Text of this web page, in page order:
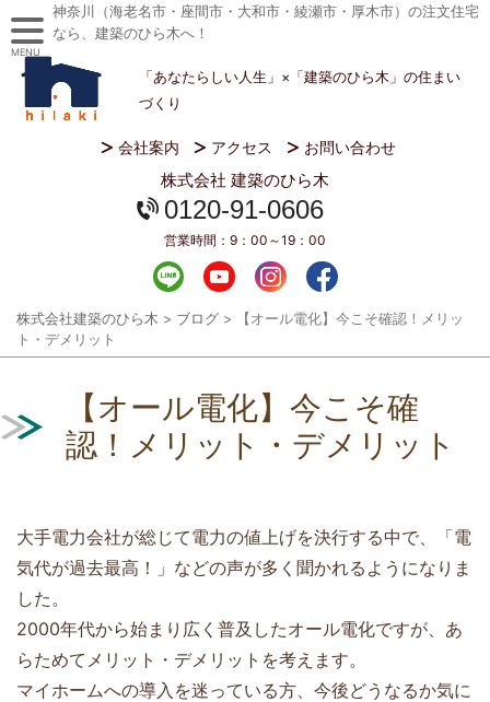
神奈川（海老名市・座間市・大和市・綾瀬市・厚木市）の注文住宅
なら、建築のひら木へ！
「あなたらしい人生」×「建築のひら木」の住まい
づくり
会社案内 アクセス お問い合わせ
株式会社 建築のひら木
0120-91-0606
営業時間： 9：00～19：00
株式会社建築のひら木 > ブログ >
【オール電化】今こそ確認！メリッ
ト・デメリット
【オール電化】今こそ確
認！メリット・デメリット
大手電力会社が総じて電力の値上げを決行する中で、「電
気代が過去最高！」などの声が多く聞かれるようになりま
した。
2000年代から始まり広く普及したオール電化ですが、あ
らためてメリット・デメリットを考えます。
マイホームへの導入を迷っている方、今後どうなるか気に
MENU